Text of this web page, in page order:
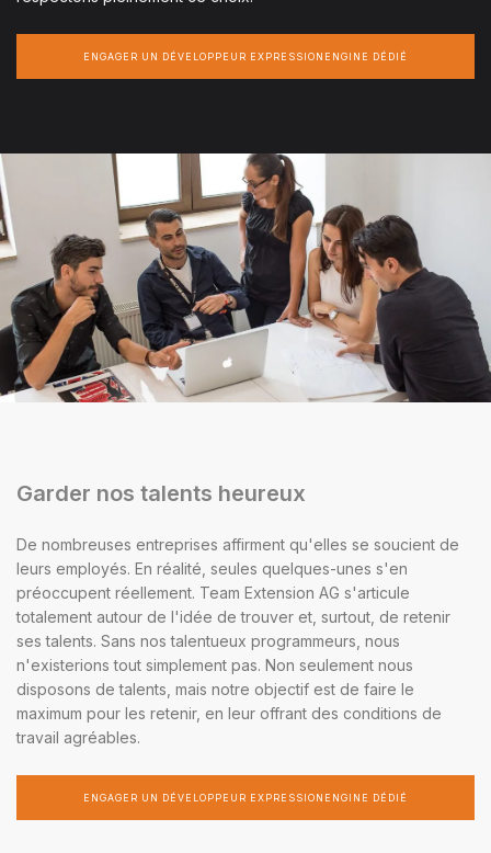
ENGAGER UN DÉVELOPPEUR EXPRESSIONENGINE DÉDIÉ
Garder nos talents heureux
De nombreuses entreprises affirment qu'elles se soucient de
leurs employés. En réalité, seules quelques-unes s'en
préoccupent réellement. Team Extension AG s'articule
totalement autour de l'idée de trouver et, surtout, de retenir
ses talents. Sans nos talentueux programmeurs, nous
n'existerions tout simplement pas. Non seulement nous
disposons de talents, mais notre objectif est de faire le
maximum pour les retenir, en leur offrant des conditions de
travail agréables.
ENGAGER UN DÉVELOPPEUR EXPRESSIONENGINE DÉDIÉ